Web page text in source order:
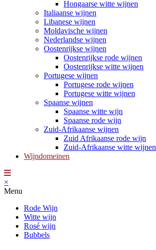
Hongaarse witte wijnen
Italiaanse wijnen
Libanese wijnen
Moldavische wijnen
Nederlandse wijnen
Oostenrijkse wijnen
Oostenrijkse rode wijnen
Oostenrijkse witte wijnen
Portugese wijnen
Portugese rode wijnen
Portugese witte wijnen
Spaanse wijnen
Spaanse witte wijn
Spaanse rode wijn
Zuid-Afrikaanse wijnen
Zuid Afrikaanse rode wijn
Zuid-Afrikaanse witte wijnen
Wijndomeinen
×
Menu
Rode Wijn
Witte wijn
Rosé wijn
Bubbels